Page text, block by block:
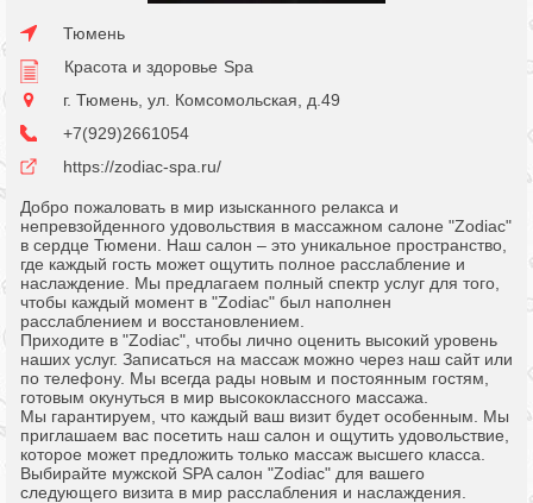
Тюмень
Красота и здоровье Spa
г. Тюмень, ул. Комсомольская, д.49
+7(929)2661054
https://zodiac-spa.ru/
Добро пожаловать в мир изысканного релакса и
непревзойденного удовольствия в массажном салоне "Zodiac"
в сердце Тюмени. Наш салон – это уникальное пространство,
где каждый гость может ощутить полное расслабление и
наслаждение. Мы предлагаем полный спектр услуг для того,
чтобы каждый момент в "Zodiac" был наполнен
расслаблением и восстановлением.
Приходите в "Zodiac", чтобы лично оценить высокий уровень
наших услуг. Записаться на массаж можно через наш сайт или
по телефону. Мы всегда рады новым и постоянным гостям,
готовым окунуться в мир высококлассного массажа.
Мы гарантируем, что каждый ваш визит будет особенным. Мы
приглашаем вас посетить наш салон и ощутить удовольствие,
которое может предложить только массаж высшего класса.
Выбирайте мужской SPA салон "Zodiac" для вашего
следующего визита в мир расслабления и наслаждения.